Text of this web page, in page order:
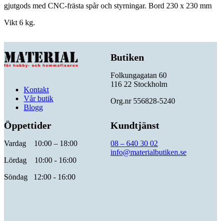
gjutgods med CNC-frästa spår och styrningar. Bord 230 x 230 mm
Vikt 6 kg.
Kontakt
Vår butik
Blogg
Butiken
Folkungagatan 60
116 22 Stockholm
Org.nr 556828-5240
Öppettider
Vardag 10:00 – 18:00
Lördag 10:00 - 16:00
Söndag 12:00 - 16:00
Kundtjänst
08 – 640 30 02
info@materialbutiken.se